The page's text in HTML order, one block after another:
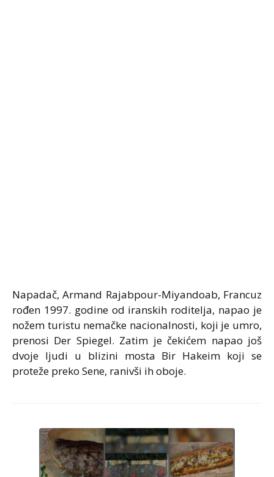
Napadač, Armand Rajabpour-Miyandoab, Francuz
rođen 1997. godine od iranskih roditelja, napao je
nožem turistu nemačke nacionalnosti, koji je umro,
prenosi Der Spiegel. Zatim je čekićem napao još
dvoje ljudi u blizini mosta Bir Hakeim koji se
proteže preko Sene, ranivši ih oboje.